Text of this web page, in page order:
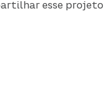
esse projeto